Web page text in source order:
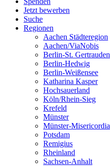
Jetzt bewerben
Suche
Regionen
Aachen Städteregion
Aachen/ViaNobis
Berlin-St. Gertrauden
Berlin-Hedwig
Berlin-Weißensee
Katharina Kasper
Hochsauerland
Köln/Rhein-Sieg
Krefeld
Münster
Münster-Misericordia
Potsdam
Remigius
Rheinland
Sachsen-Anhalt